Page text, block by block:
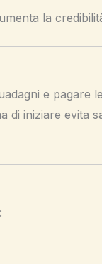
la
e pagare
di iniziare evita